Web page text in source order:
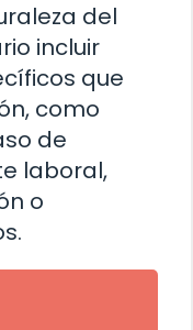
del
incluir
que
como
de
laboral,
o